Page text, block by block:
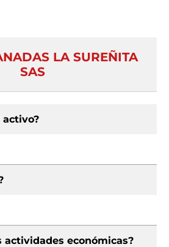
LA SUREÑITA
SAS
activo?
actividades económicas?